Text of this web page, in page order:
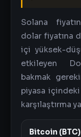
Solana
dolar fiyatına
içi yüksek-
etkileyen
bakmak
piyasa
karşılaştırma
Bitcoin (BTC)